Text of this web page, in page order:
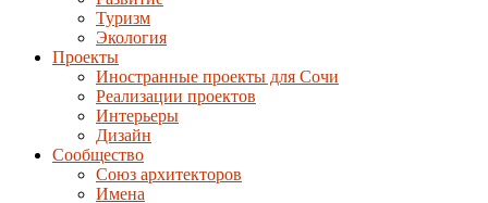
Туризм
Экология
Проекты
Иностранные проекты для Сочи
Реализации проектов
Интерьеры
Дизайн
Сообщество
Союз архитекторов
Имена